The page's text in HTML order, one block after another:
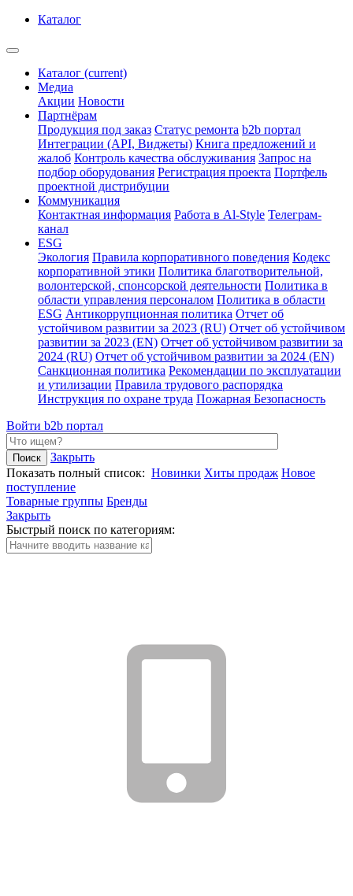
Каталог
Каталог (current)
Медиа
Акции Новости
Партнёрам
Продукция под заказ Статус ремонта b2b портал
Интеграции (API, Виджеты) Книга предложений и
жалоб Контроль качества обслуживания Запрос на
подбор оборудования Регистрация проекта Портфель
проектной дистрибуции
Коммуникация
Контактная информация Работа в Al-Style Телеграм-
канал
ESG
Экология Правила корпоративного поведения Кодекс
корпоративной этики Политика благотворительной,
волонтерской, спонсорской деятельности Политика в
области управления персоналом Политика в области
ESG Антикоррупционная политика Отчет об
устойчивом развитии за 2023 (RU) Отчет об устойчивом
развитии за 2023 (EN) Отчет об устойчивом развитии за
2024 (RU) Отчет об устойчивом развитии за 2024 (EN)
Санкционная политика Рекомендации по эксплуатации
и утилизации Правила трудового распорядка
Инструкция по охране труда Пожарная Безопасность
Войти b2b портал
Закрыть
Показать полный список: Новинки Хиты продаж Новое
поступление
Товарные группы Бренды
Закрыть
Быстрый поиск по категориям: